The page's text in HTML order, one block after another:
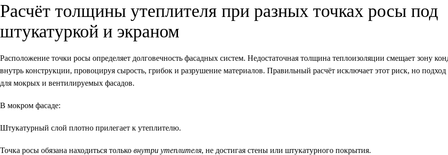
Расчёт толщины утеплителя при разных точках росы под
штукатуркой и экраном
Расположение точки росы определяет долговечность фасадных систем. Недостаточная толщина теплоизоляции смещает зону
внутрь конструкции, провоцируя сырость, грибок и разрушение материалов. Правильный расчёт исключает этот риск, но подход
для мокрых и вентилируемых фасадов.
В мокром фасаде:
Штукатурный слой плотно прилегает к утеплителю.
Точка росы обязана находиться только внутри утеплителя, не достигая стены или штукатурного покрытия.